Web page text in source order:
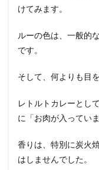
けてみます。
ルーの色は、一般的
です。
そして、何よりも目
レトルトカレーとし
に「お肉が入ってい
香りは、特別に炭火
はしませんでした。